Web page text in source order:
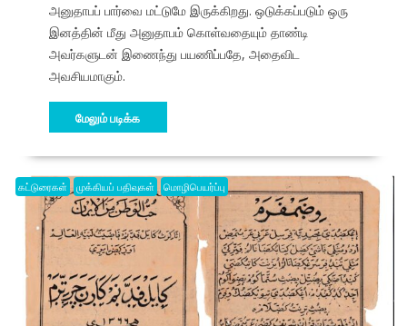
அனுதாபப் பார்வை மட்டுமே இருக்கிறது. ஒடுக்கப்படும் ஒரு
இனத்தின் மீது அனுதாபம் கொள்வதையும் தாண்டி
அவர்களுடன் இணைந்து பயணிப்பதே, அதைவிட
அவசியமாகும்.
மேலும் படிக்க
கட்டுரைகள் முக்கியப் பதிவுகள் மொழிபெயர்ப்பு